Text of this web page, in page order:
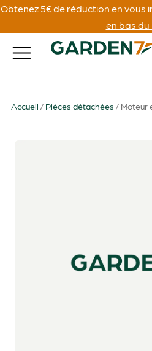
Obtenez 5€ de réduction en
en bas du
Accueil / Pièces détachées / Moteur